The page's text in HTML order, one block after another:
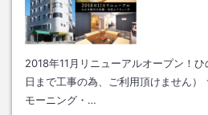
2018年11月リニューアルオープン！
日まで工事の為、ご利用頂けません
モーニング・…